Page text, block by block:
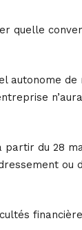
quelle
autonome
du 28
ou